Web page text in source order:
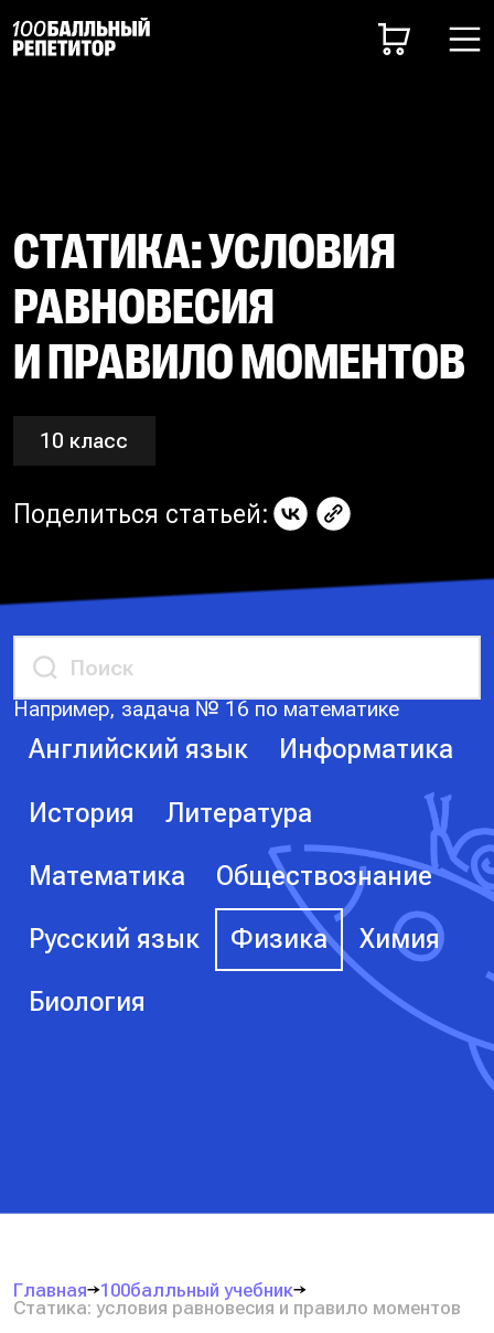
СТАТИКА: УСЛОВИЯ
РАВНОВЕСИЯ
И ПРАВИЛО МОМЕНТОВ
10 класс
Поделиться статьей:
Например, задача № 16 по математике
Английский язык Информатика
История Литература
Математика Обществознание
Русский язык Физика Химия
Биология
Главная
100балльный учебник
Статика: условия равновесия и правило моментов